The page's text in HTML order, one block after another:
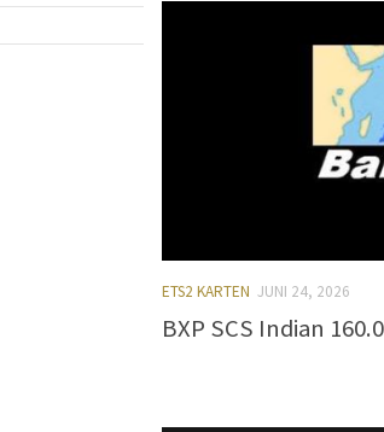
ETS2 KARTEN JUNI 24, 2026
BXP SCS Indian